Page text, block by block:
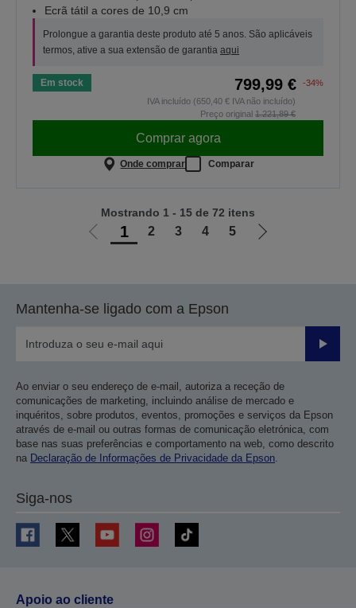
Ecrã tátil a cores de 10,9 cm
Prolongue a garantia deste produto até 5 anos. São aplicáveis
termos, ative a sua extensão de garantia aqui
Em stock 799,99 €
-34%
IVA incluído (650,40 € IVA não incluído)
Preço original 1.221,89 €
Comprar agora
Onde comprar Comparar
Ir
anterior
1 2 3 4 5
Ir
Mostrando 1 - 15 de 72 itens
Mantenha-se ligado com a Epson
Enviar
Ao enviar o seu endereço de e-mail, autoriza a receção de
comunicações de marketing, incluindo análise de mercado e
inquéritos, sobre produtos, eventos, promoções e serviços da Epson
através de e-mail ou outras formas de comunicação eletrónica, com
base nas suas preferências e comportamento na web, como descrito
na Declaração de Informações de Privacidade da Epson.
Siga-nos
Apoio ao cliente